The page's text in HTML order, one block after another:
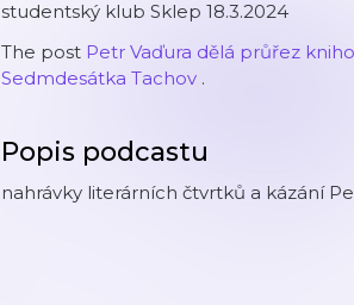
studentský klub Sklep 18.3.2024
The post Petr Vaďura dělá průřez
Sedmdesátka Tachov .
Popis podcastu
nahrávky literárních čtvrtků a kázání